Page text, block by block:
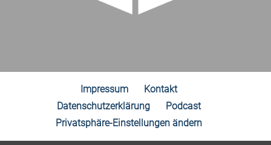
Impressum
Kontakt
Datenschutzerklärung
Podcast
Privatsphäre-Einstellungen ändern